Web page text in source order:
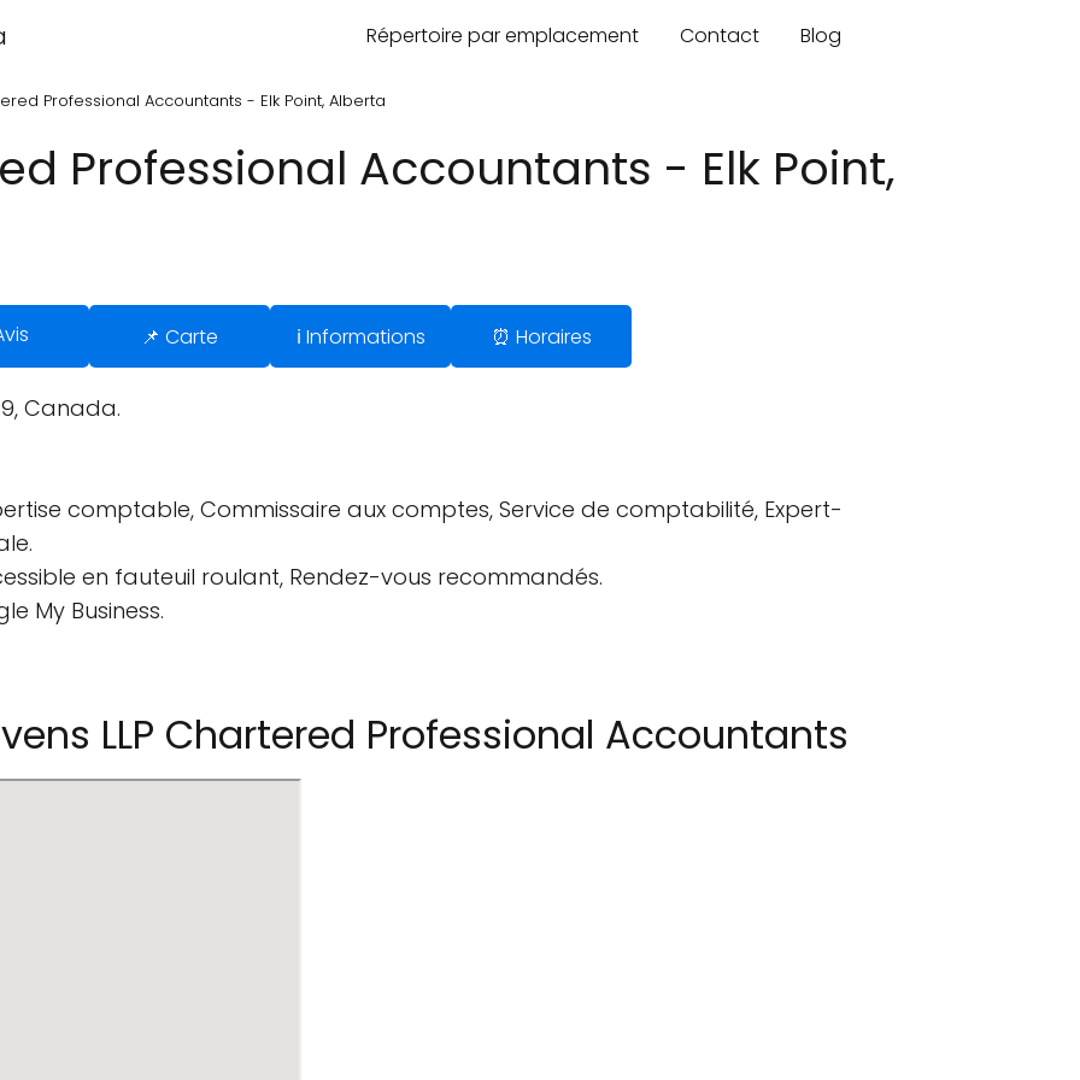
Répertoire par emplacement Contact Blog
Professional Accountants - Elk Point, Alberta
Professional Accountants - Elk Point,
📌 Carte ℹ️ Informations ⏰ Horaires
Canada.
comptable, Commissaire aux comptes, Service de comptabilité, Expert-
en fauteuil roulant, Rendez-vous recommandés.
My Business.
LLP Chartered Professional Accountants